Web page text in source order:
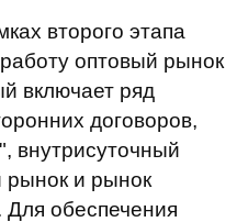
второго этапа
оптовый рынок
включает ряд
договоров,
внутрисуточный
и рынок
Для обеспечения